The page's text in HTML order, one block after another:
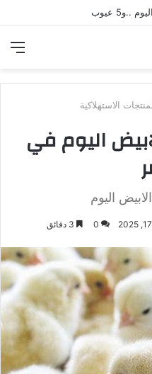
عيوب
الاستهلاكية
اليوم في
اليوم
0